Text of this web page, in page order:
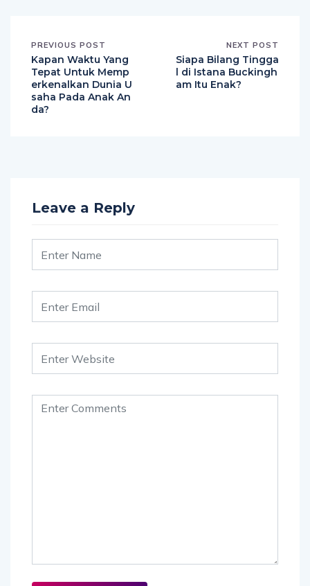
PREVIOUS POST
Kapan Waktu Yang
Tepat Untuk Memp
erkenalkan Dunia U
saha Pada Anak An
da?
NEXT POST
Siapa Bilang Tingga
l di Istana Buckingh
am Itu Enak?
Leave a Reply